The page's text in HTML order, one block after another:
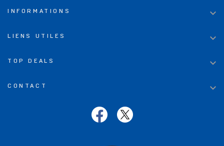
INFORMATIONS 
LIENS UTILES 
TOP DEALS 
CONTACT 